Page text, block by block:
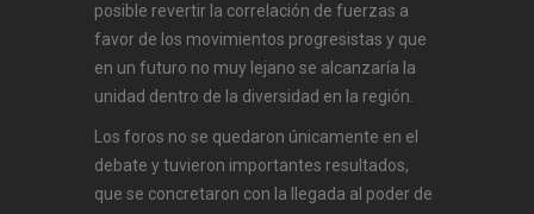
posible revertir la correlación de fuerzas a
favor de los movimientos progresistas y que
en un futuro no muy lejano se alcanzaría la
unidad dentro de la diversidad en la región.
Los foros no se quedaron únicamente en el
debate y tuvieron importantes resultados,
que se concretaron con la llegada al poder de